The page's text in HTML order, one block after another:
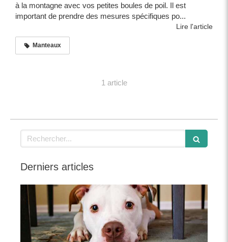
à la montagne avec vos petites boules de poil. Il est
important de prendre des mesures spécifiques po...
Lire l'article
Manteaux
1 article
Rechercher
Derniers articles